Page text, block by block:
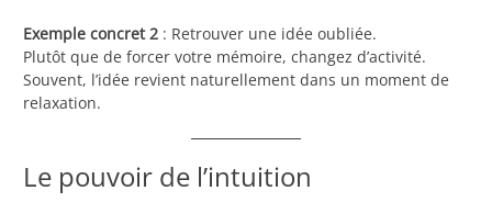
Exemple concret 2 : Retrouver une idée oubliée.
Plutôt que de forcer votre mémoire, changez d’activité.
Souvent, l’idée revient naturellement dans un moment de
relaxation.
Le pouvoir de l’intuition